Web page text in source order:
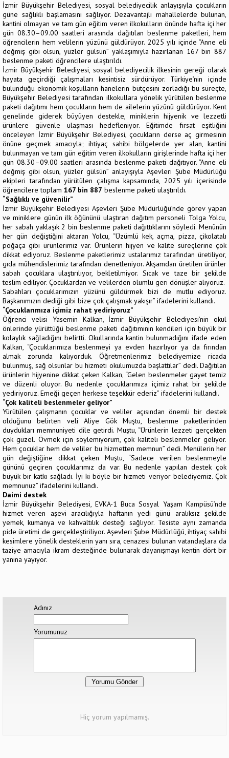
İzmir Büyükşehir Belediyesi, sosyal belediyecilik anlayışıyla çocukların
güne sağlıklı başlamasını sağlıyor. Dezavantajlı mahallelerde bulunan,
kantini olmayan ve tam gün eğitim veren ilkokulların önünde hafta içi her
gün 08.30–09.00 saatleri arasında dağıtılan beslenme paketleri, hem
öğrencilerin hem velilerin yüzünü güldürüyor. 2025 yılı içinde “Anne eli
değmiş gibi olsun, yüzler gülsün” yaklaşımıyla hazırlanan 167 bin 887
beslenme paketi öğrencilere ulaştırıldı.
İzmir Büyükşehir Belediyesi, sosyal belediyecilik ilkesinin gereği olarak
hayata geçirdiği çalışmaları kesintisiz sürdürüyor. Türkiye’nin içinde
bulunduğu ekonomik koşulların hanelerin bütçesini zorladığı bu süreçte,
Büyükşehir Belediyesi tarafından ilkokullara yönelik yürütülen beslenme
paketi dağıtımı hem çocukların hem de ailelerin yüzünü güldürüyor. Kent
genelinde giderek büyüyen destekle, miniklerin hijyenik ve lezzetli
ürünlere güvenle ulaşması hedefleniyor. Eğitimde fırsat eşitliğini
önceleyen İzmir Büyükşehir Belediyesi, çocukların derse aç girmesinin
önüne geçmek amacıyla; ihtiyaç sahibi bölgelerde yer alan, kantini
bulunmayan ve tam gün eğitim veren ilkokulların girişlerinde hafta içi her
gün 08.30–09.00 saatleri arasında beslenme paketi dağıtıyor. “Anne eli
değmiş gibi olsun, yüzler gülsün” anlayışıyla Aşevleri Şube Müdürlüğü
ekipleri tarafından yürütülen çalışma kapsamında, 2025 yılı içerisinde
öğrencilere toplam 167 bin 887 beslenme paketi ulaştırıldı.
“Sağlıklı ve güvenilir”
İzmir Büyükşehir Belediyesi Aşevleri Şube Müdürlüğü’nde görev yapan
ve miniklere günün ilk öğününü ulaştıran dağıtım personeli Tolga Yolcu,
her sabah yaklaşık 2 bin beslenme paketi dağıttıklarını söyledi. Menünün
her gün değiştiğini aktaran Yolcu, “Üzümlü kek, açma, pizza, çikolatalı
poğaça gibi ürünlerimiz var. Ürünlerin hijyen ve kalite süreçlerine çok
dikkat ediyoruz. Beslenme paketlerimiz ustalarımız tarafından üretiliyor,
gıda mühendislerimiz tarafından denetleniyor. Akşamdan üretilen ürünler
sabah çocuklara ulaştırılıyor, bekletilmiyor. Sıcak ve taze bir şekilde
teslim ediliyor. Çocuklardan ve velilerden olumlu geri dönüşler alıyoruz.
Sabahları çocuklarımızın yüzünü güldürmek bizi de mutlu ediyoruz.
Başkanımızın dediği gibi bize çok çalışmak yakışır” ifadelerini kullandı.
“Çocuklarımıza içimiz rahat yediriyoruz”
Öğrenci velisi Yasemin Kalkan, İzmir Büyükşehir Belediyesi’nin okul
önlerinde yürüttüğü beslenme paketi dağıtımının kendileri için büyük bir
kolaylık sağladığını belirtti. Okullarında kantin bulunmadığını ifade eden
Kalkan, “Çocuklarımıza beslenmeyi ya evden hazırlıyor ya da fırından
almak zorunda kalıyorduk. Öğretmenlerimiz belediyemize ricada
bulunmuş, sağ olsunlar bu hizmeti okulumuzda başlattılar” dedi. Dağıtılan
ürünlerin hijyenine dikkat çeken Kalkan, “Gelen beslenmeler gayet temiz
ve düzenli oluyor. Bu nedenle çocuklarımıza içimiz rahat bir şekilde
yediriyoruz. Emeği geçen herkese teşekkür ederiz” ifadelerini kullandı.
“Çok kaliteli beslenmeler geliyor”
Yürütülen çalışmanın çocuklar ve veliler açısından önemli bir destek
olduğunu belirten veli Aliye Gök Muştu, beslenme paketlerinden
duydukları memnuniyeti dile getirdi. Muştu, “Ürünlerin lezzeti gerçekten
çok güzel. Övmek için söylemiyorum, çok kaliteli beslenmeler geliyor.
Hem çocuklar hem de veliler bu hizmetten memnun” dedi. Menülerin her
gün değiştiğine dikkat çeken Muştu, “Sadece verilen beslenmeyle
gününü geçiren çocuklarımız da var. Bu nedenle yapılan destek çok
büyük bir katkı sağladı. İyi ki böyle bir hizmeti veriyor belediyemiz. Çok
memnunuz” ifadelerini kullandı.
Daimi destek
İzmir Büyükşehir Belediyesi, EVKA-1 Buca Sosyal Yaşam Kampüsü’nde
hizmet veren aşevi aracılığıyla haftanın yedi günü aralıksız şekilde
yemek, kumanya ve kahvaltılık desteği sağlıyor. Tesiste aynı zamanda
pide üretimi de gerçekleştiriliyor. Aşevleri Şube Müdürlüğü, ihtiyaç sahibi
kesimlere yönelik desteklerin yanı sıra, cenazesi bulunan vatandaşlara da
taziye amacıyla ikram desteğinde bulunarak dayanışmayı kentin dört bir
yanına yayıyor.
Adınız
Yorumunuz
Hiç yorum yapılmamış.